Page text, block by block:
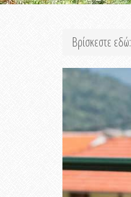
Βρίσκεστε εδώ: